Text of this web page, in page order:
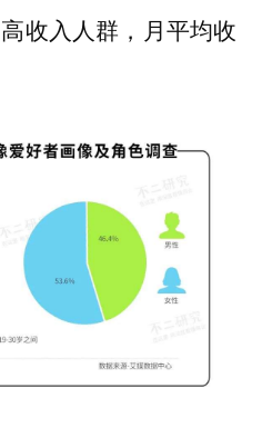
收入人群，月平均收